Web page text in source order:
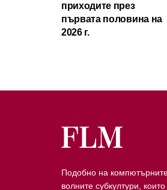
приходите през
първата половина на
2026 г.
Подобно на
волните субкултури,